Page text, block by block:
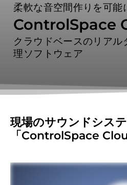
柔軟な音空間作りを可能
ControlSpace
クラウドベースのリアル
理ソフトウェア
現場のサウンドシス
「ControlSpace